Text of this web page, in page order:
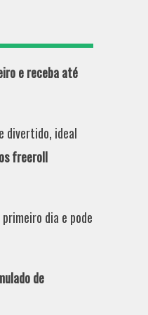
e receba até
divertido, ideal
freeroll
primeiro dia e pode
de